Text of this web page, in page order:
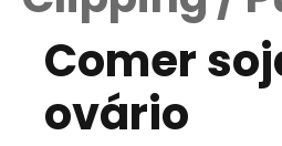
Comer
ovário